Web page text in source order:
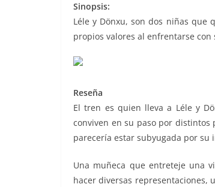
Sinopsis:
Léle y Dönxu, son dos niñas que
propios valores al enfrentarse
Reseña
El tren es quien lleva a Léle y
conviven en su paso por distintos
parecería estar subyugada por su
Una muñeca que entreteje una
hacer diversas representaciones,